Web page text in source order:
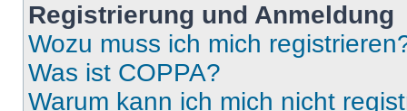
Registrierung und Anmeldung
Wozu muss ich mich
Was ist COPPA?
Warum kann ich mich nicht